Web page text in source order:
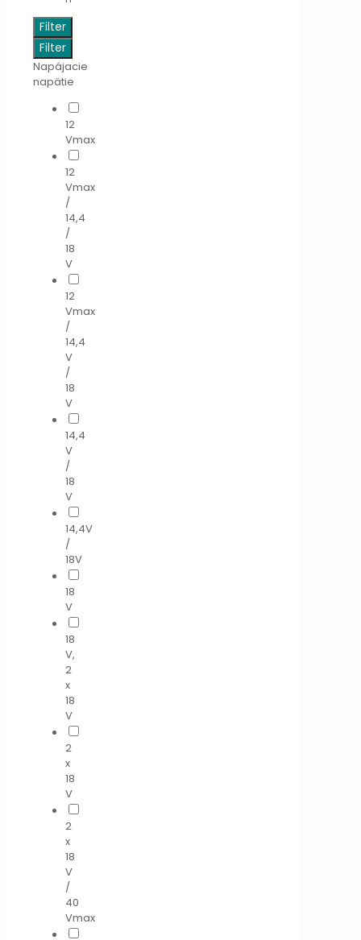
Filter
Filter
Napájacie
napätie
12
Vmax
12
Vmax
/
14,4
/
18
V
12
Vmax
/
14,4
V
/
18
V
14,4
V
/
18
V
14,4V
/
18V
18
V
18
V,
2
x
18
V
2
x
18
V
2
x
18
V
/
40
Vmax